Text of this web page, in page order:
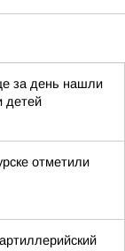
за день нашли
детей
отметили